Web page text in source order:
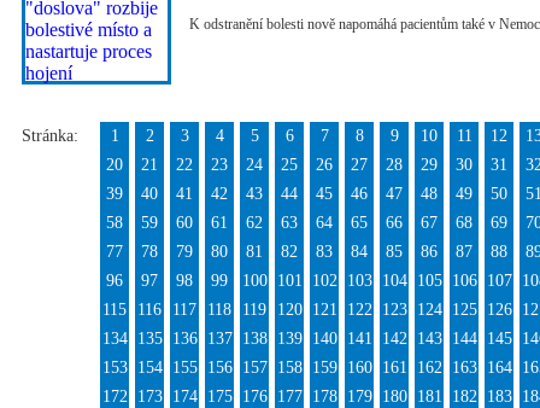
K odstranění bolesti nově napomáhá pacientům také v
Stránka: 1 2 3 4 5 6 7 8 9 10 11 12
20
21 22 23 24 25 26 27 28 29 30 31
39
40 41 42 43 44 45 46 47 48 49 50
58
59 60 61 62 63 64 65 66 67 68 69
77
78 79 80 81 82 83 84 85 86 87 88
96
97 98 99 100 101 102 103 104 105 106 107
115
116 117 118 119 120 121 122 123 124 125 126
134
135 136 137 138 139 140 141 142 143 144 145
153
154 155 156 157 158 159 160 161 162 163 164
172
173 174 175 176 177 178 179 180 181 182 183